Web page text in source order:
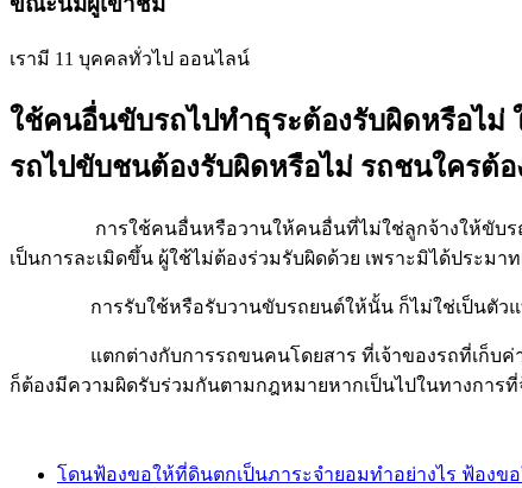
เรามี 11 บุคคลทั่วไป ออนไลน์
ใช้คนอื่นขับรถไปทำธุระต้องรับผิดหรือไม่
รถไปขับชนต้องรับผิดหรือไม่ รถชนใครต้
การใช้คนอื่นหรือวานให้คนอื่นที่ไม่ใช่ลูกจ้างให้ขับรถไป
เป็นการละเมิดขึ้น ผู้ใช้ไม่ต้องร่วมรับผิดด้วย เพราะมิได้ประม
การรับใช้หรือรับวานขับรถยนต์ให้นั้น ก็ไม่ใช่เป็นตัวแทน
แตกต่างกับการรถขนคนโดยสาร ที่เจ้าของรถที่เก็บค่าโด
ก็ต้องมีความผิดรับร่วมกันตามกฎหมายหากเป็นไปในทางการ
โดนฟ้องขอให้ที่ดินตกเป็นภาระจำยอมทำอย่างไร ฟ้องข